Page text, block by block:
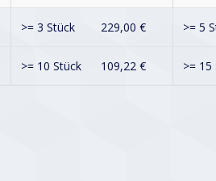
>= 3 Stück 229,00 € >= 5
>= 10 Stück 109,22 € >= 15